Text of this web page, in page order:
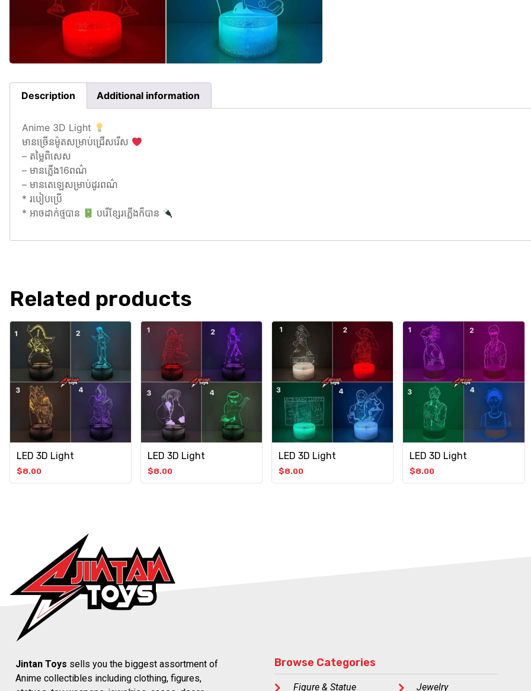
Description Additional information
Anime 3D Light
មានច្រើនម៉ូតសម្រាប់ជ្រើសរើស
– តម្លៃពិសេស
– មានភ្លើង16ពណ៌
– មានតេឡេសម្រាប់ដូរពណ៌
* របៀបប្រើ
* អាចដាក់ថ្មបាន
បរើខ្សែរភ្លើងក៏បាន
Related products
LED 3D Light
$8.00
LED 3D Light
$8.00
LED 3D Light
$8.00
LED 3D Light
$8.00
Jintan Toys sells you the biggest assortment of
Anime collectibles including clothing, figures,
Browse Categories
Figure & Statue Jewelry